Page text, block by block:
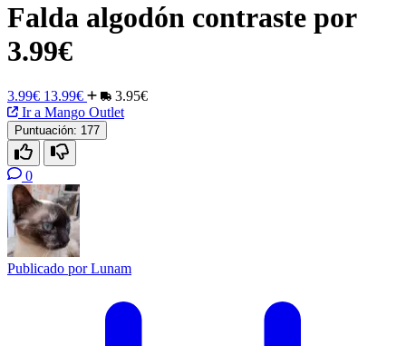
Falda algodón contraste por
3.99€
3.99€ 13.99€
3.95€
Ir a Mango Outlet
Puntuación: 177
0
Publicado porLunam